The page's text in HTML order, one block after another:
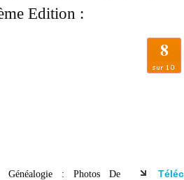
Edition :
8
Généalogie : Photos De